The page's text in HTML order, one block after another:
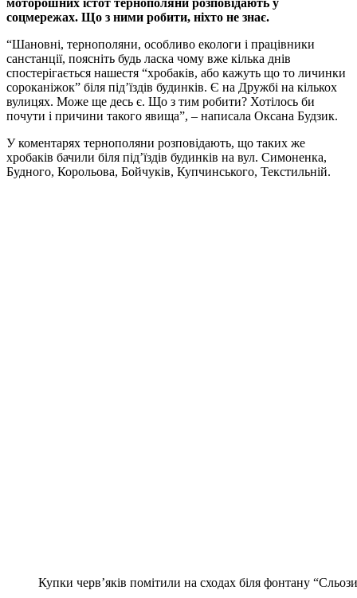
моторошних істот тернополяни розповідають у
соцмережах. Що з ними робити, ніхто не знає.
“Шановні, тернополяни, особливо екологи і працівники
санстанції, поясніть будь ласка чому вже кілька днів
спостерігається нашестя “хробаків, або кажуть що то личинки
сороканіжок” біля під’їздів будинків. Є на Дружбі на кількох
вулицях. Може ще десь є. Що з тим робити? Хотілось би
почути і причини такого явища”, – написала Оксана Будзик.
У коментарях тернополяни розповідають, що таких же
хробаків бачили біля під’їздів будинків на вул. Симоненка,
Будного, Корольова, Бойчуків, Купчинського, Текстильній.
Купки черв’яків помітили на сходах біля фонтану